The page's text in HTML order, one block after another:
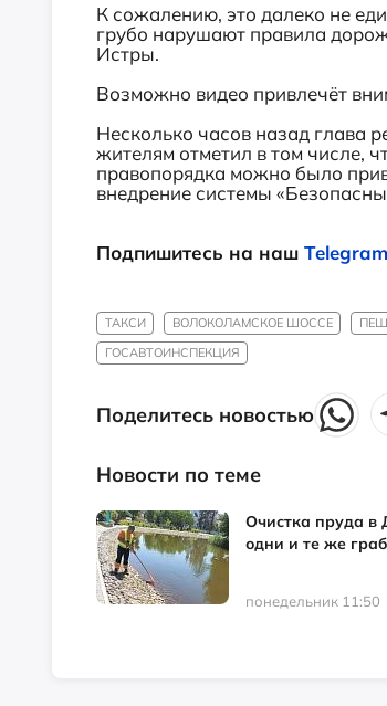
К сожалению, это далеко не
грубо нарушают правила
Истры.
Возможно видео привлечёт
Несколько часов назад глава
жителям отметил в том числе,
правопорядка можно было
внедрение системы
Подпишитесь на наш Telegram
ТАКСИ ВОЛОКОЛАМСКОЕ ШОССЕ
ГОСАВТОИНСПЕКЦИЯ
Поделитесь новостью
Новости по теме
Очистка пруда в
одни и те же
понедельник 11:50